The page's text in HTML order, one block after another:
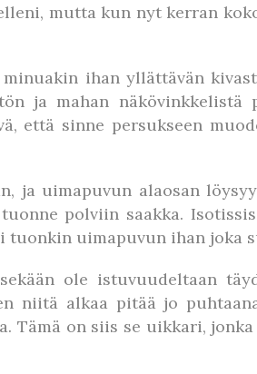
mutta kun nyt kerran
ihan yllättävän
ja mahan
että sinne persukseen
ja uimapuvun alaosan
polviin saakka.
uimapuvun ihan joka
ole istuvuudeltaan
niitä alkaa pitää jo
Tämä on siis se uikkari,